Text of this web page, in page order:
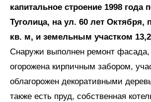
капитальное строение 1998 года
Туголица, на ул. 60 лет
кв. м, и земельным участком
Снаружи выполнен ремонт фасада,
огорожена кирпичным забором,
облагорожен декоративными
также есть пруд, собственная